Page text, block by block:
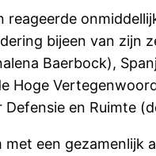
reageerde
bijeen van
Baerbock),
Hoge
en Ruimte
een